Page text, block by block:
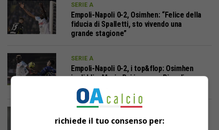
SERIE A
Empoli-Napoli 0-2, Osimhen: “Felice della
fiducia di Spalletti, sto vivendo una
grande stagione”
SERIE A
Empoli-Napoli 0-2, i top&flop: Osimhen
iradiddio, Mario Rui ingenuo, Piccoli
invisibile
Empoli-Napoli 0-2, Spalletti: “Vittoria da
richiede il tuo consenso per: